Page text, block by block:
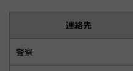
連絡先
警察